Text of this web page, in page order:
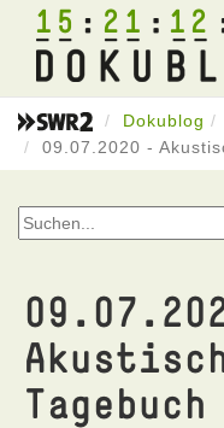
15 21 12
Dokublog
09.07.2020 -
Tagebuch